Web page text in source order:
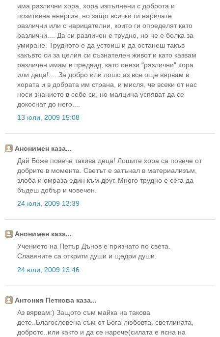
има различни хора, хора изпълнени с доброта и
позитивна енергия, но защо всички ги наричате
различни или с нарицателни, които ги определят като
различни.... Да си различен е трудно, но не е болка за
умиране. Трудното е да устоиш и да останеш такъв
какъвто си за целия си съзнателен живот и като казвам
различен имам в предвид, като онези "различни" хора
или деца!.... За добро или лошо аз все още вярвам в
хората и в добрата им страна, и мисля, че всеки от нас
носи знанието в себе си, но малцина успяват да се
докоснат до него....
13 юли, 2009 15:08
Анонимен каза...
Дай Боже повече такива деца! Лошите хора са повече от
добрите в момента. Светът е затънал в материализъм,
злоба и омраза един към друг. Много трудно е сега да
бъдеш добър и човечен.
24 юли, 2009 13:39
Анонимен каза...
Учението на Петър Дънов е признато по света.
Славяните са открити души и щедри души.
24 юли, 2009 13:46
Антония Петкова каза...
Аз вярвам:) Защото съм майка на такова
дете..Благословена съм от Бога-любовта, светлината,
доброто..или както и да се нарече(силата е ясна на